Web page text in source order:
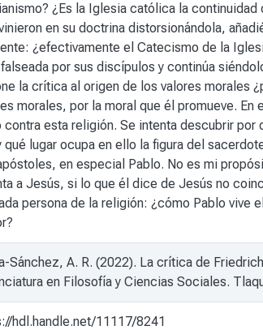
¿Es la Iglesia católica la
en su doctrina distorsionándola,
¿efectivamente el Catecismo de la
por sus discípulos y continúa
la crítica al origen de los valores morales
morales, por la moral que él promueve.
contra esta religión. Se intenta descubrir
qué lugar ocupa en ello la figura del
en especial Pablo. No es mi
a Jesús, si lo que él dice de Jesús no
persona de la religión: ¿cómo Pablo vive
Sánchez, A. R. (2022). La crítica de
en Filosofía y Ciencias Sociales.
hdl.handle.net/11117/8241